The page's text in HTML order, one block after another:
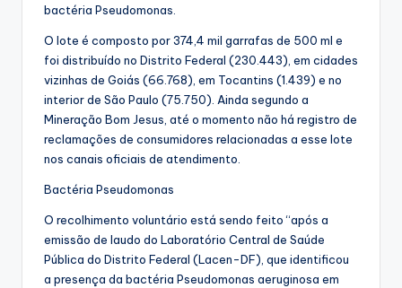
bactéria Pseudomonas.
O lote é composto por 374,4 mil garrafas de 500 ml e
foi distribuído no Distrito Federal (230.443), em cidades
vizinhas de Goiás (66.768), em Tocantins (1.439) e no
interior de São Paulo (75.750). Ainda segundo a
Mineração Bom Jesus, até o momento não há registro de
reclamações de consumidores relacionadas a esse lote
nos canais oficiais de atendimento.
Bactéria Pseudomonas
O recolhimento voluntário está sendo feito “após a
emissão de laudo do Laboratório Central de Saúde
Pública do Distrito Federal (Lacen-DF), que identificou
a presença da bactéria Pseudomonas aeruginosa em